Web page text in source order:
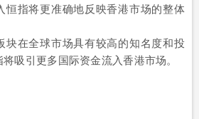
恒指将更准确地反映香港市场的整体
块在全球市场具有较高的知名度和投
吸引更多国际资金流入香港市场。